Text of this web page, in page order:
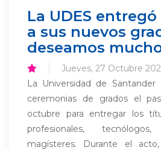
La UDES
a sus nuevos
deseamos
Jueves, 27 Octubre
La Universidad de Santander
ceremonias de grados el
octubre para entregar los
profesionales,
magísteres. Durante el